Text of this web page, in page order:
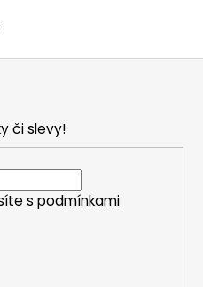
či slevy!
s podmínkami